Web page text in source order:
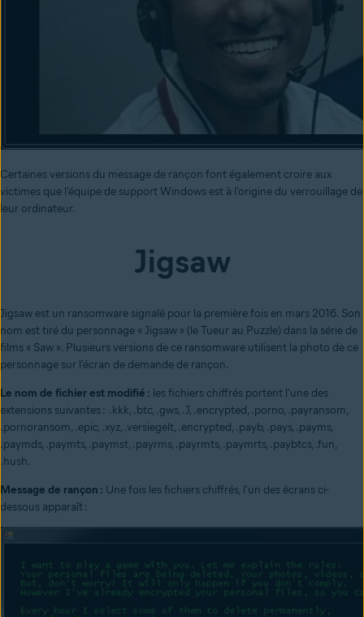
Certaines versions du message de rançon font également croire aux
victimes que l'équipe de support Windows est à l'origine du verrouillage de
leur ordinateur.
Jigsaw
Jigsaw est un ransomware signalé pour la première fois en mars 2016. Son
nom est tiré du personnage « Jigsaw » (le Tueur au Puzzle) dans la série de
films « Saw ». Plusieurs versions de ce ransomware utilisent la photo de ce
personnage sur l'écran de demande de rançon.
Le nom de fichier est modifié : les fichiers chiffrés portent l'une des
extensions suivantes : .kkk, .btc, .gws, .J, .encrypted, .porno, .payransom,
.pornoransom, .epic, .xyz, .versiegelt, .encrypted, .payb, .pays, .payms,
.paymds, .paymts, .paymst, .payrms, .payrmts, .paymrts, .paybtcs, .fun,
.hush.
Message de rançon : Une fois les fichiers chiffrés, l'un des écrans ci-
dessous apparaît :